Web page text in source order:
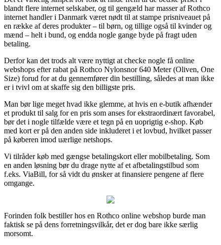
blandt flere internet selskaber, og til gengæld har masser af Rothco
internet handler i Danmark været nødt til at stampe prisniveauet på
en række af deres produkter – til børn, og tillige også til kvinder og
mænd – helt i bund, og endda nogle gange byde på fragt uden
betaling.
Derfor kan det trods alt være nyttigt at checke nogle få online
webshops efter rabat på Rothco Nylonsnor 640 Meter (Oliven, One
Size) forud for at du gennemfører din bestilling, således at man ikke
er i tvivl om at skaffe sig den billigste pris.
Man bør lige meget hvad ikke glemme, at hvis en e-butik afhænder
et produkt til salg for en pris som anses for ekstraordinært favorabel,
bør det i nogle tilfælde være et tegn på en uoprigtig e-shop. Køb
med kort er på den anden side inkluderet i et lovbud, hvilket passer
på køberen imod uærlige netshops.
Vi tilråder køb med gængse betalingskort eller mobilbetaling. Som
en anden løsning bør du drage nytte af et afbetalingstilbud som
f.eks. ViaBill, for så vidt du ønsker at finansiere pengene af flere
omgange.
Forinden folk bestiller hos en Rothco online webshop burde man
faktisk se på dens forretningsvilkår, det er dog bare ikke særlig
morsomt.